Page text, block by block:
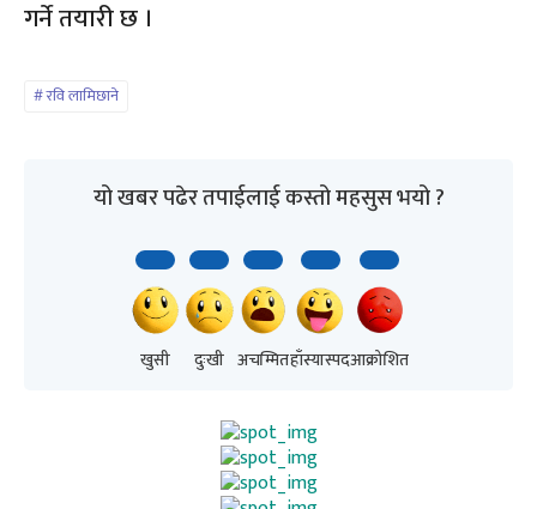
गर्ने तयारी छ ।
रवि लामिछाने
यो खबर पढेर तपाईलाई कस्तो महसुस भयो ?
खुसी दुःखी अचम्मितहाँस्यास्पदआक्रोशित